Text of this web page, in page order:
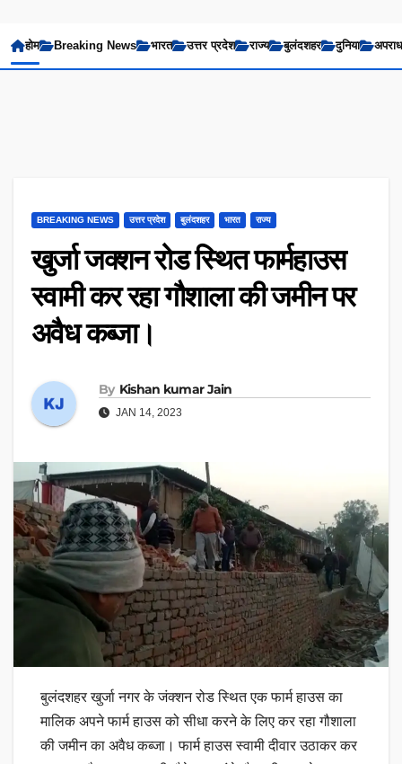
होम Breaking News भारत उत्तर प्रदेश राज्य बुलंदशहर दुनिया अपराध
BREAKING NEWS उत्तर प्रदेश बुलंदशहर भारत राज्य
खुर्जा जक्शन रोड स्थित फार्महाउस
स्वामी कर रहा गौशाला की जमीन पर
अवैध कब्जा।
By Kishan kumar Jain
JAN 14, 2023
बुलंदशहर खुर्जा नगर के जंक्शन रोड स्थित एक फार्म हाउस का
मालिक अपने फार्म हाउस को सीधा करने के लिए कर रहा गौशाला
की जमीन का अवैध कब्जा। फार्म हाउस स्वामी दीवार उठाकर कर